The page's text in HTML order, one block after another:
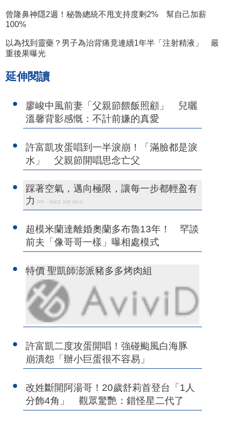
曾隆鼻神隱2週！秘魯總統不甩支持度剩2% 幫自己加薪
100%
以為找到靈藥？男子為治背痛竟連續1年半「注射精液」 嚴
重後果曝光
延伸閱讀
廖峻中風前妻「父親節餵飯照顧」 兒曬
溫馨背影感慨：不計前嫌的真愛
許富凱攻蛋唱到一半淚崩！「滿臉都是淚
水」 父親節開唱思念亡父
踩著空氣，邁向極限，讓每一步都輕盈有
力
PR・NIKE AIR MAX
超模米蘭達離婚奧蘭多布魯13年！ 罕談
前夫「像哥哥一樣」曝相處模式
特價 聖凱師澎派豬多多烤肉組
許富凱二度攻蛋開唱！強碰颱風白海豚
崩潰怨「辦小巨蛋很不容易」
改姓斷開阿湯哥！20歲舒莉首登台「1人
分飾4角」 觀眾驚艷：錯怪星二代了